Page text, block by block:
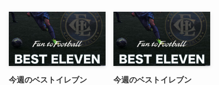
今週のベストイレブン
今週のベストイレブン